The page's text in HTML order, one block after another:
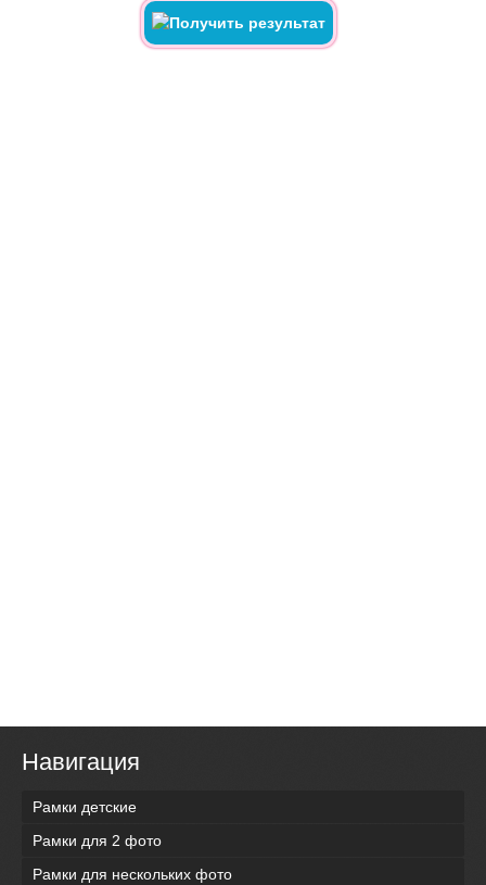
Навигация
Рамки детские
Рамки для 2 фото
Рамки для нескольких фото